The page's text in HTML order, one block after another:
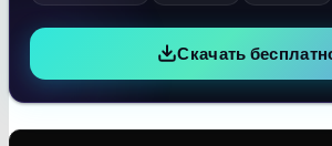
Скачать